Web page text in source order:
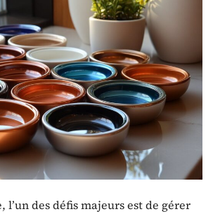
l’un des défis majeurs est de gérer